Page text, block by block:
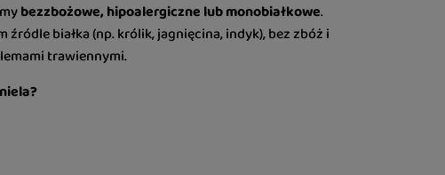
bezzbożowe, hipoalergiczne lub monobiałkowe.
źródle białka (np. królik, jagnięcina, indyk), bez zbóż i
trawiennymi.